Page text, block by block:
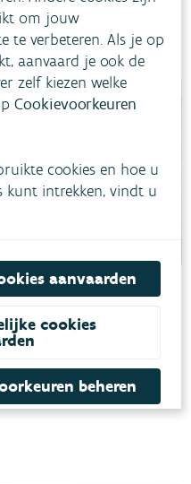
regenwater van een
in een collectieve
gebruikt door een
om jouw
te verbeteren. Als je op
aanvaard je ook de
zelf kiezen welke
Cookievoorkeuren
cookies en hoe u
kunt intrekken, vindt u
aanvaarden
cookies
beheren